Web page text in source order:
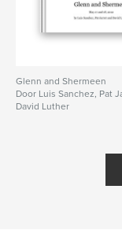
Glenn and Shermeen
Door Luis Sanchez, Pat
David Luther